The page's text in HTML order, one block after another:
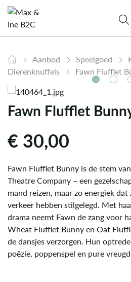
Aanbod Speelgoed
Dierenknuffels
Fawn Flufflet
Fawn Flufflet
€30,00
Fawn Flufflet Bunny is de stem
Theatre Company – een
mand reizen, maar zo energiek
verkeer hebben stilgelegd. Met
drama neemt Fawn de zang voor
Wheat Flufflet Bunny en Oat
de dansjes verzorgen. Hun
poëzie, poppenspel en pure